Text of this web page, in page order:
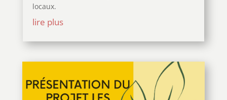
locaux.
lire plus